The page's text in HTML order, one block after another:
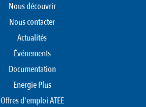
Nous découvrir
Nous contacter
Actualités
Événements
Documentation
Energie Plus
Offres d'emploi ATEE